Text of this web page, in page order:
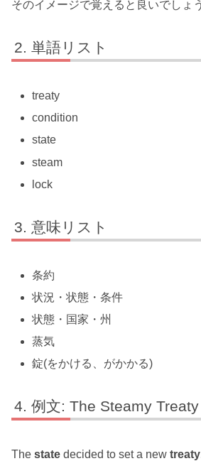
そのイメージで覚えると良いでしょう
単語リスト
treaty
condition
state
steam
lock
意味リスト
条約
状況・状態・条件
状態・国家・州
蒸気
錠(をかける、がかかる)
例文: The Steamy Treaty
The state decided to set a new treaty